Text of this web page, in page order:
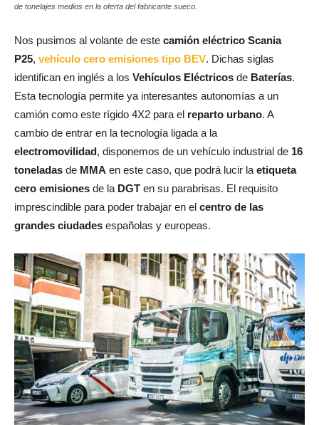
de tonelajes medios en la oferta del fabricante sueco.
Nos pusimos al volante de este camión eléctrico Scania
P25, vehículo cero emisiones tipo BEV. Dichas siglas
identifican en inglés a los Vehículos Eléctricos de Baterías.
Esta tecnología permite ya interesantes autonomías a un
camión como este rígido 4X2 para el reparto urbano. A
cambio de entrar en la tecnología ligada a la
electromovilidad, disponemos de un vehículo industrial de 16
toneladas de MMA en este caso, que podrá lucir la etiqueta
cero emisiones de la DGT en su parabrisas. El requisito
imprescindible para poder trabajar en el centro de las
grandes ciudades españolas y europeas.